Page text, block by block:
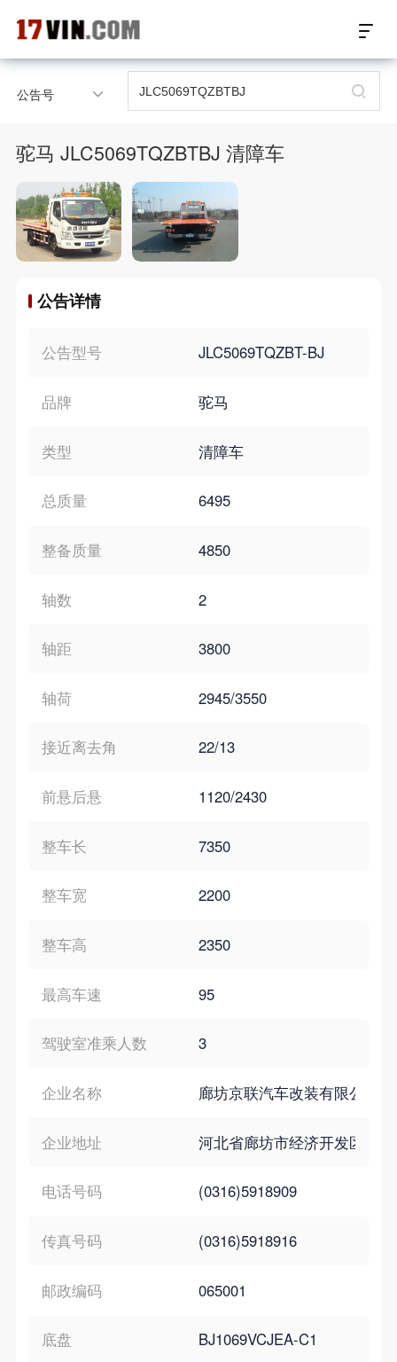
17VIN车架号查询首页
汽配产品车型适配
汽配产品电子目录
微信群智能客服
个性化私人定制
公告号
驼马 JLC5069TQZBTBJ 清障车
公告详情
公告型号 JLC5069TQZBT-BJ
品牌 驼马
类型 清障车
总质量 6495
整备质量 4850
轴数 2
轴距 3800
轴荷 2945/3550
接近离去角 22/13
前悬后悬 1120/2430
整车长 7350
整车宽 2200
整车高 2350
最高车速 95
驾驶室准乘人数 3
企业名称 廊坊京联汽车改装有限公司
企业地址 河北省廊坊市经济开发区翠
电话号码 (0316)5918909
传真号码 (0316)5918916
邮政编码 065001
底盘 BJ1069VCJEA-C1